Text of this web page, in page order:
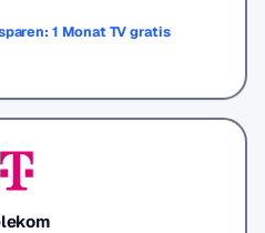
1 Monat TV gratis